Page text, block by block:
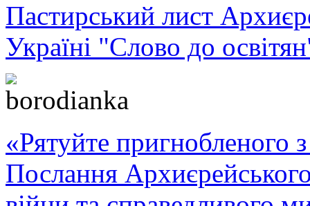
Пастирський лист
Україні "Слово до
«Рятуйте пригнобленого
Послання